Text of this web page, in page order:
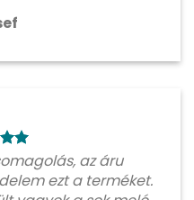
az áru
ezt a terméket.